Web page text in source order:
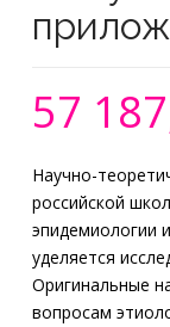
57
Научно-
российской
эпидемиологии
уделяется
Оригинальные
вопросам